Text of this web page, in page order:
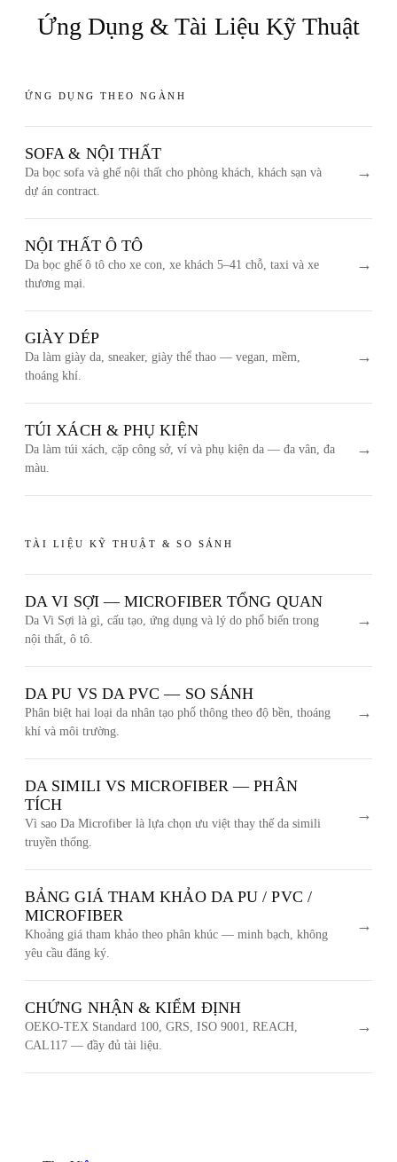
Ứng Dụng & Tài Liệu Kỹ Thuật
ỨNG DỤNG THEO NGÀNH
SOFA & NỘI THẤT
Da bọc sofa và ghế nội thất cho phòng khách, khách sạn và
dự án contract.
→
NỘI THẤT Ô TÔ
Da bọc ghế ô tô cho xe con, xe khách 5–41 chỗ, taxi và xe
thương mại.
→
GIÀY DÉP
Da làm giày da, sneaker, giày thể thao — vegan, mềm,
thoáng khí.
→
TÚI XÁCH & PHỤ KIỆN
Da làm túi xách, cặp công sở, ví và phụ kiện da — đa vân, đa
màu.
→
TÀI LIỆU KỸ THUẬT & SO SÁNH
DA VI SỢI — MICROFIBER TỔNG QUAN
Da Vi Sợi là gì, cấu tạo, ứng dụng và lý do phổ biến trong
nội thất, ô tô.
→
DA PU VS DA PVC — SO SÁNH
Phân biệt hai loại da nhân tạo phổ thông theo độ bền, thoáng
khí và môi trường.
→
DA SIMILI VS MICROFIBER — PHÂN
TÍCH
Vì sao Da Microfiber là lựa chọn ưu việt thay thế da simili
truyền thống.
→
BẢNG GIÁ THAM KHẢO DA PU / PVC /
MICROFIBER
Khoảng giá tham khảo theo phân khúc — minh bạch, không
yêu cầu đăng ký.
→
CHỨNG NHẬN & KIỂM ĐỊNH
OEKO-TEX Standard 100, GRS, ISO 9001, REACH,
CAL117 — đầy đủ tài liệu.
→